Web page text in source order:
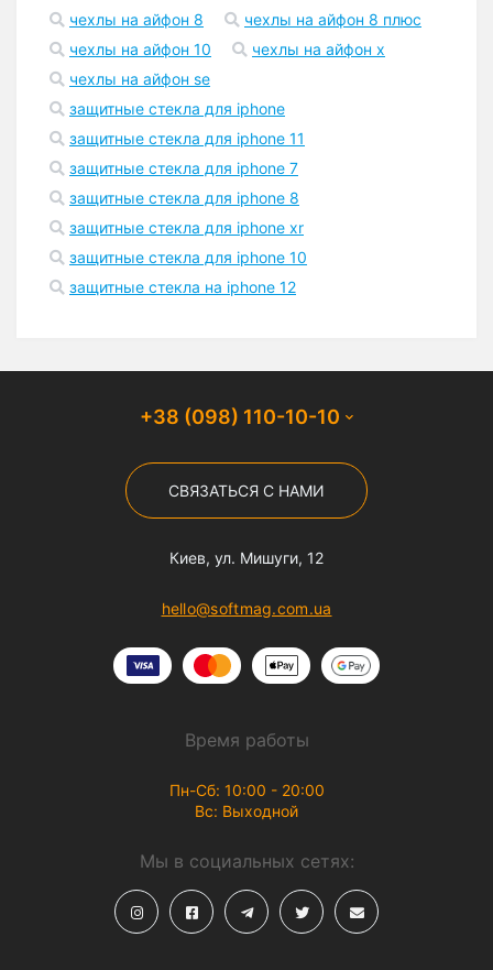
чехлы на айфон 8
чехлы на айфон 8 плюс
чехлы на айфон 10
чехлы на айфон x
чехлы на айфон se
защитные стекла для iphone
защитные стекла для iphone 11
защитные стекла для iphone 7
защитные стекла для iphone 8
защитные стекла для iphone xr
защитные стекла для iphone 10
защитные стекла на iphone 12
+38 (098) 110-10-10
СВЯЗАТЬСЯ С НАМИ
Киев, ул. Мишуги, 12
hello@softmag.com.ua
Время работы
Пн-Сб: 10:00 - 20:00
Вс: Выходной
Мы в социальных сетях: